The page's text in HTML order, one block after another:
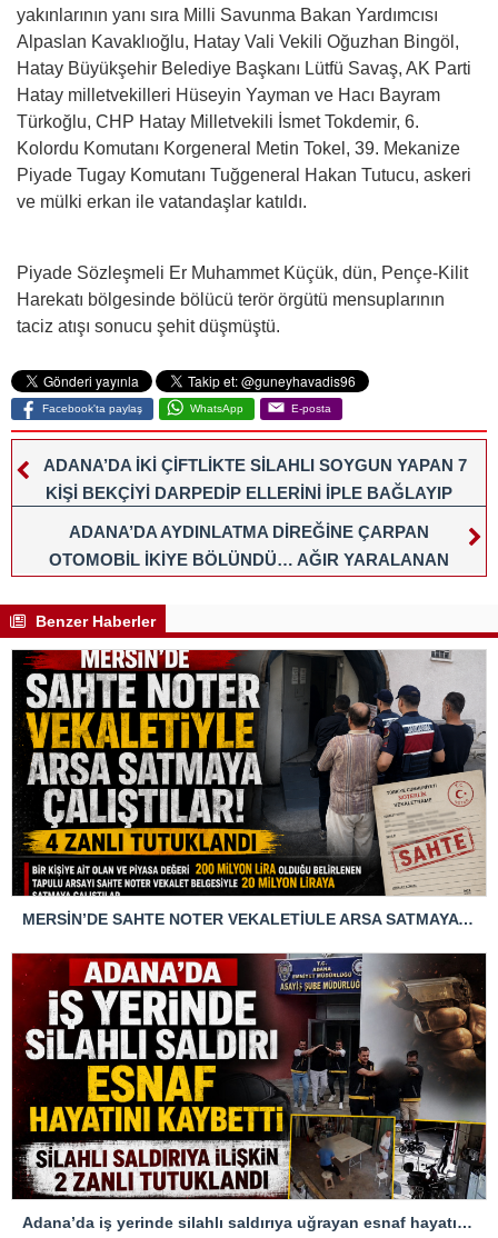
yakınlarının yanı sıra Milli Savunma Bakan Yardımcısı
Alpaslan Kavaklıoğlu, Hatay Vali Vekili Oğuzhan Bingöl,
Hatay Büyükşehir Belediye Başkanı Lütfü Savaş, AK Parti
Hatay milletvekilleri Hüseyin Yayman ve Hacı Bayram
Türkoğlu, CHP Hatay Milletvekili İsmet Tokdemir, 6.
Kolordu Komutanı Korgeneral Metin Tokel, 39. Mekanize
Piyade Tugay Komutanı Tuğgeneral Hakan Tutucu, askeri
ve mülki erkan ile vatandaşlar katıldı.
Piyade Sözleşmeli Er Muhammet Küçük, dün, Pençe-Kilit
Harekatı bölgesinde bölücü terör örgütü mensuplarının
taciz atışı sonucu şehit düşmüştü.
Facebook'ta paylaş WhatsApp E-posta
ADANA’DA İKİ ÇİFTLİKTE SİLAHLI SOYGUN YAPAN 7
KİŞİ BEKÇİYİ DARPEDİP ELLERİNİ İPLE BAĞLAYIP
GÖZÜNÜ BEZLE KAPATARAK TRAKTÖR VE MAZOT
TANKINI ÇALDI
ADANA’DA AYDINLATMA DİREĞİNE ÇARPAN
OTOMOBİL İKİYE BÖLÜNDÜ… AĞIR YARALANAN
Benzer Haberler
MERSİN’DE SAHTE NOTER VEKALETİULE ARSA SATMAYA ÇALIŞTIRLAR
Adana’da iş yerinde silahlı saldırıya uğrayan esnaf hayatını kaybetti